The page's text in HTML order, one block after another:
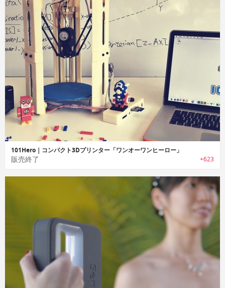
101Hero｜コンパクト3Dプリンター「ワンオーワンヒーロー」
販売終了 +623